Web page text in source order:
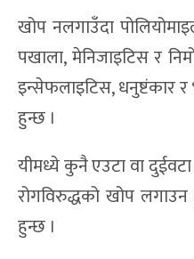
खोप नलगाउँदा
पखाला, मेनिजाइटिस र
इन्सेफलाइटिस, धनुष्टंकार र
हुन्छ ।
यीमध्ये कुनै एउटा वा
रोगविरुद्धको खोप लगाउन
हुन्छ ।